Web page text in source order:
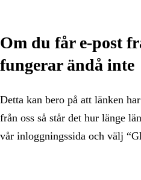
Om du får e-post
fungerar ändå inte
Detta kan bero på att länken
från oss så står det hur länge
vår inloggningssida och välj